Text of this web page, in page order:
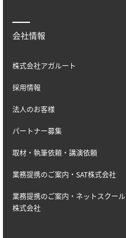
会社情報
株式会社アガルート
採用情報
法人のお客様
パートナー募集
取材・執筆依頼・講演依頼
業務提携のご案内・SAT株式会社
業務提携のご案内・ネットスクール
株式会社